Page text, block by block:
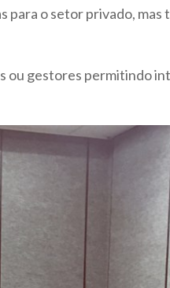
o setor privado, mas
ou gestores permitindo